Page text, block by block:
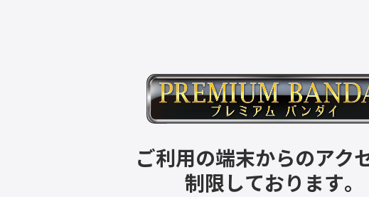
ご利用の端末からのアク
制限しております。